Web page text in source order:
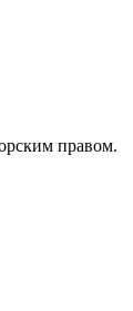
правом.